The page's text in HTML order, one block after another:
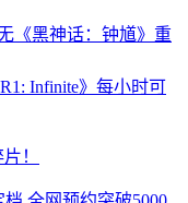
《黑神话：钟馗》重
Infinite》每小时可
！